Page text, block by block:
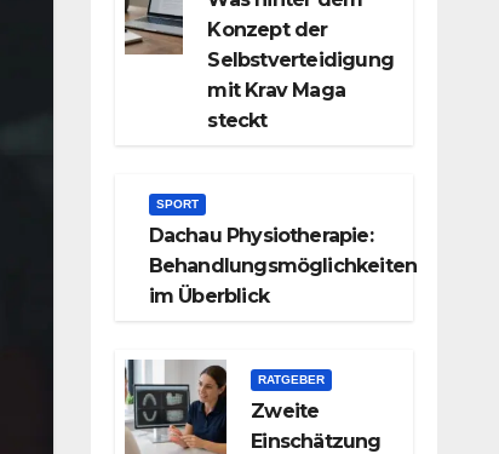
Konzept der
Selbstverteidigung
mit Krav Maga
steckt
SPORT
Dachau Physiotherapie:
Behandlungsmöglichkeiten
im Überblick
RATGEBER
Zweite
Einschätzung